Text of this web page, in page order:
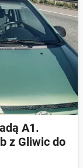
A1.
z Gliwic do